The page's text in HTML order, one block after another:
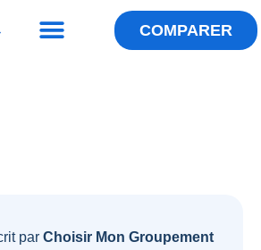
Menu COMPARER
parChoisir Mon Groupement